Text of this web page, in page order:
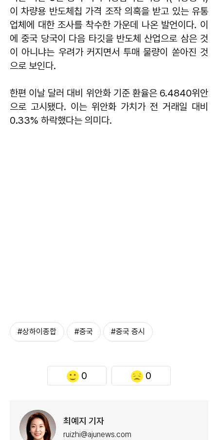
이 차량용 반도체칩 가격 조작 의혹을 받고 있는 유통
업체에 대한 조사를 착수한 가운데 나온 발언이다. 이
에 중국 당국이 다음 타깃을 반도체 산업으로 삼은 것
이 아니냐는 우려가 커지면서 투매 물량이 쏟아진 것
으로 보인다.
한편 이날 달러 대비 위안화 기준 환율은 6.4840위안
으로 고시됐다. 이는 위안화 가치가 전 거래일 대비
0.33% 하락했다는 의미다.
#상하이종합 #중국 #중국 증시
0 0
최예지 기자
ruizhi@ajunews.com